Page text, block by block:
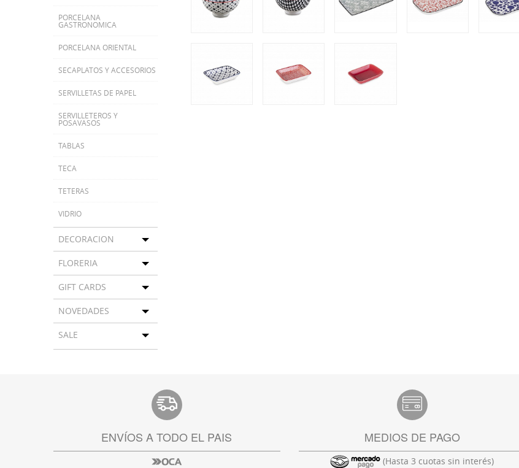
PORCELANA
GASTRONOMICA
PORCELANA ORIENTAL
SECAPLATOS Y ACCESORIOS
SERVILLETAS DE PAPEL
SERVILLETEROS Y
POSAVASOS
TABLAS
TECA
TETERAS
VIDRIO
DECORACION Toggle menu
FLORERIA Toggle menu
GIFT CARDS Toggle menu
NOVEDADES Toggle menu
SALE Toggle menu
ENVÍOS A TODO EL PAIS MEDIOS DE PAGO
(Hasta 3 cuotas sin interés)